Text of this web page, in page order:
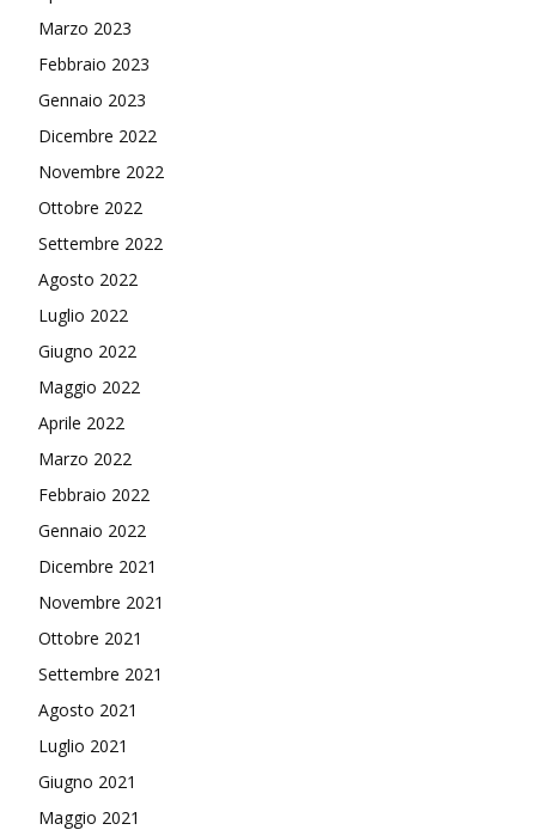
Marzo 2023
Febbraio 2023
Gennaio 2023
Dicembre 2022
Novembre 2022
Ottobre 2022
Settembre 2022
Agosto 2022
Luglio 2022
Giugno 2022
Maggio 2022
Aprile 2022
Marzo 2022
Febbraio 2022
Gennaio 2022
Dicembre 2021
Novembre 2021
Ottobre 2021
Settembre 2021
Agosto 2021
Luglio 2021
Giugno 2021
Maggio 2021